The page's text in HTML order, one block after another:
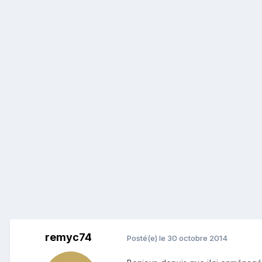
remyc74 Posté(e) le 30 octobre 2014